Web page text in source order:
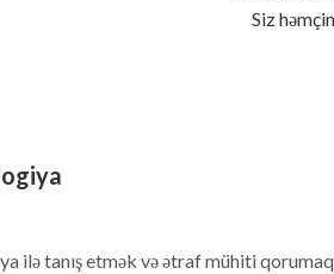
Siz
ilə tanış etmək və ətraf mühiti